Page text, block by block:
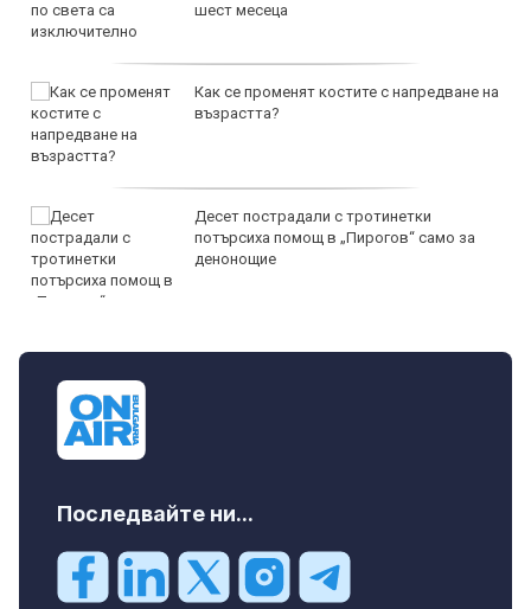
шест месеца
Как се променят костите с напредване на
възрастта?
Десет пострадали с тротинетки
потърсиха помощ в „Пирогов“ само за
денонощие
Последвайте ни...